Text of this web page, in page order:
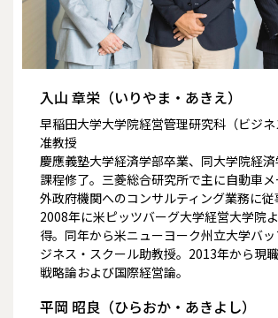
入山 章栄（いりやま・あきえ）
早稲田大学大学院経営管理研究科（ビジネ
准教授
慶應義塾大学経済学部卒業、同大学院経
課程修了。三菱総合研究所で主に自動車
外政府機関へのコンサルティング業務に従
2008年に米ピッツバーグ大学経営大学院
得。同年から米ニューヨーク州立大学バ
ジネス・スクール助教授。2013年から現
戦略論および国際経営論。
平岡 昭良（ひらおか・あきよし）